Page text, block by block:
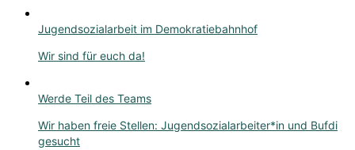
Jugendsozialarbeit im Demokratiebahnhof
Wir sind für euch da!
Werde Teil des Teams
Wir haben freie Stellen: Jugendsozialarbeiter*in und Bufdi
gesucht